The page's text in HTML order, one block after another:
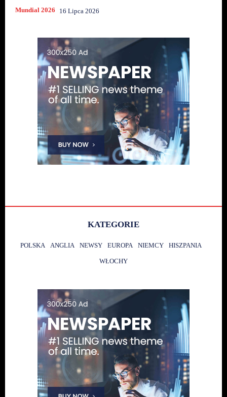
Mundial 2026 16 Lipca 2026
KATEGORIE
POLSKA ANGLIA NEWSY EUROPA NIEMCY HISZPANIA
WŁOCHY